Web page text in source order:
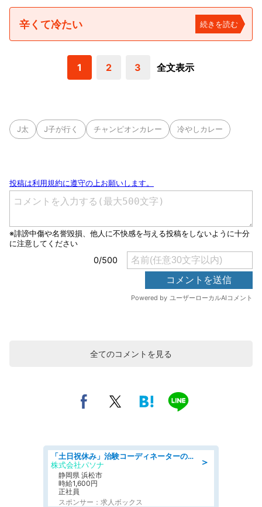
辛くて冷たい 続きを読む
1 2 3 全文表示
J太 J子が行く チャンピオンカレー 冷やしカレー
全てのコメントを見る
＞
「土日祝休み」治験コーディネーターのお仕事/未経験OK
株式会社パソナ
静岡県 浜松市
時給1,600円
正社員
スポンサー：求人ボックス